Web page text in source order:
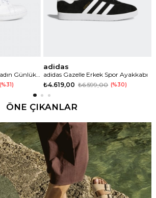
adidas Stan Smith W Kadın Günlük Spor Ayakkabı
%31
adidas
adidas Gazelle Erkek Spor Ayakkabı
₺4.619,00 ₺6.599,00 %30
ÖNE ÇIKANLAR